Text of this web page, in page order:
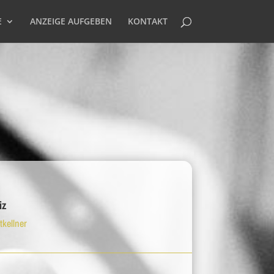
ANZEIGE AUFGEBEN KONTAKT